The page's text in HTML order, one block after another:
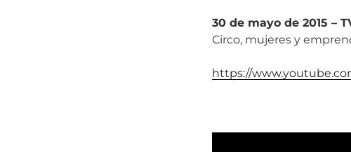
30 de mayo de 2015 –
Circo, mujeres y
https://